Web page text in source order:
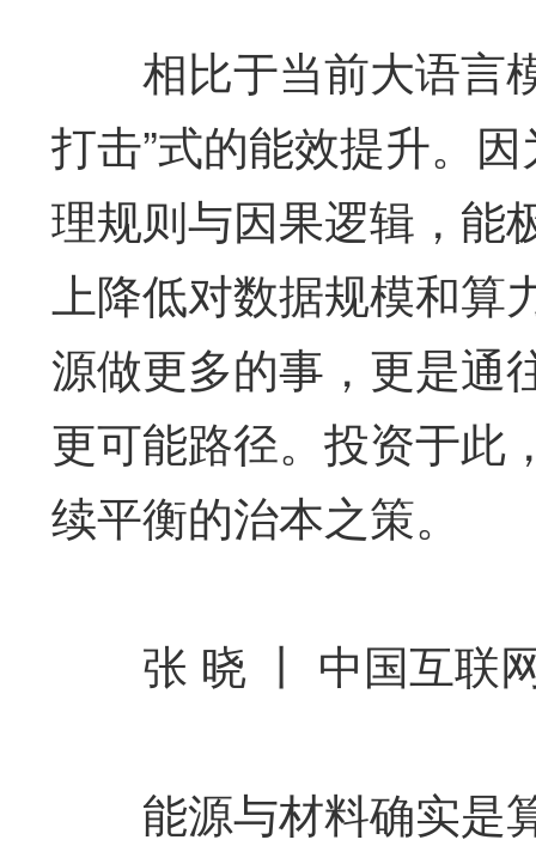
相比于当前大语言模
打击”式的能效提升。
理规则与因果逻辑，能
上降低对数据规模和算
源做更多的事，更是通
更可能路径。投资于此
续平衡的治本之策。
张 晓 丨 中国互联
能源与材料确实是